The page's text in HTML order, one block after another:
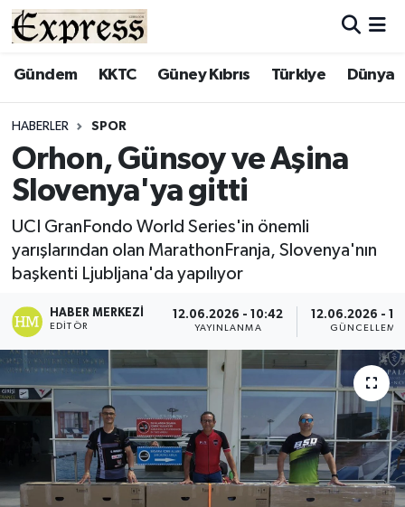
Gündem KKTC Güney Kıbrıs Türkiye Dünya
HABERLER SPOR
Orhon, Günsoy ve Aşina
Slovenya'ya gitti
UCI GranFondo World Series'in önemli
yarışlarından olan MarathonFranja, Slovenya'nın
başkenti Ljubljana'da yapılıyor
HABER MERKEZI
EDITÖR
12.06.2026 - 10:42
YAYINLANMA
12.06.2026 -
GÜNCELLEME
ALAYKÖY
BİLİM
ÇATALKÖY
DÜNYA
ENGLISH
ESENTEPE
GAZİMAĞUSA
Hava Durumu
Süper Lig Puan Durumu ve Fikstür
Tüm Manşetler
Son Dakika Haberleri